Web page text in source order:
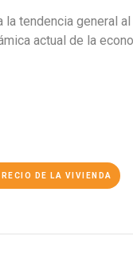
la tendencia general
actual de la
DE LA VIVIENDA